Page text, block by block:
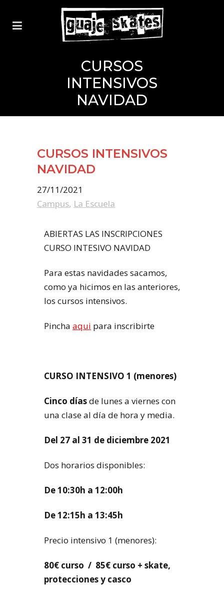
CURSOS
INTENSIVOS
NAVIDAD
CURSOS INTENSIVOS
NAVIDAD
27/11/2021
Campus, La Escuela
ABIERTAS LAS INSCRIPCIONES
CURSO INTESIVO NAVIDAD
Para estas navidades sacamos,
como ya hicimos en las anteriores,
los cursos intensivos.
Pincha aqui para inscribirte
CURSO INTENSIVO 1 (menores)
Cinco díasde lunes a viernes con
una clase al día de hora y media.
Del 27 al 31 de diciembre 2021
Dos horarios disponibles:
De 10:30h a 12:00h
De 12:15h a 13:45h
Precio intensivo 1 (menores):
80€ curso / 85€ curso + skate,
protecciones y casco